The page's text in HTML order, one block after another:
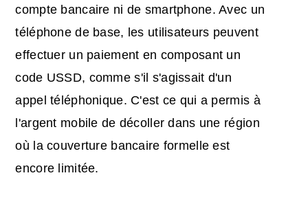
compte bancaire ni de smartphone. Avec un
téléphone de base, les utilisateurs peuvent
effectuer un paiement en composant un
code USSD, comme s'il s'agissait d'un
appel téléphonique. C'est ce qui a permis à
l'argent mobile de décoller dans une région
où la couverture bancaire formelle est
encore limitée.